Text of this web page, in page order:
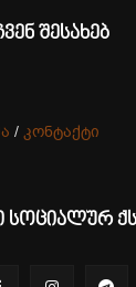
შესახებ
/ კონტაქტი
სოციალურ